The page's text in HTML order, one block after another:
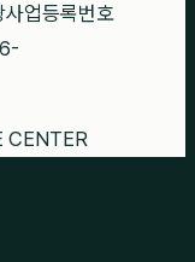
사업등록번호